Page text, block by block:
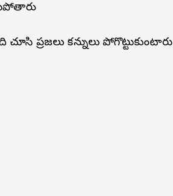
ప్రజలు కన్నులు పోగొట్టుకుంటారు